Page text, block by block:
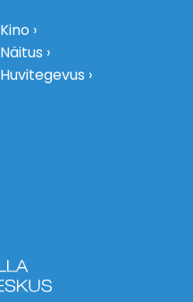
Kino
Näitus
Huvitegevus